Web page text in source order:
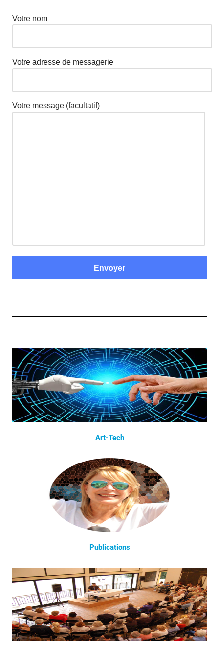
Votre nom
Votre adresse de messagerie
Votre message (facultatif)
Art-Tech
Publications